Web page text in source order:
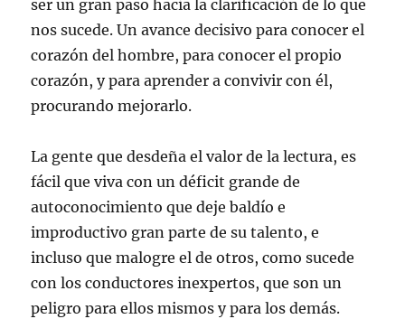
ser un gran paso hacia la clarificación de lo que
nos sucede. Un avance decisivo para conocer el
corazón del hombre, para conocer el propio
corazón, y para aprender a convivir con él,
procurando mejorarlo.
La gente que desdeña el valor de la lectura, es
fácil que viva con un déficit grande de
autoconocimiento que deje baldío e
improductivo gran parte de su talento, e
incluso que malogre el de otros, como sucede
con los conductores inexpertos, que son un
peligro para ellos mismos y para los demás.